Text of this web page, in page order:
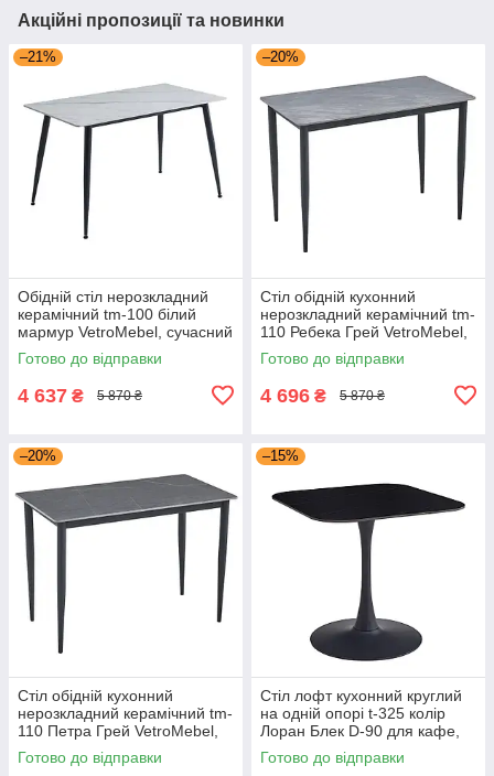
Акційні пропозиції та новинки
–21%
Обідній стіл нерозкладний
керамічний tm-100 білий
мармур VetroMebel, сучасний
кухонний стіл на ніжках
Готово до відправки
4 637 ₴ 5 870 ₴
–20%
Стіл обідній кухонний
нерозкладний керамічний tm-
110 Ребека Грей VetroMebel,
сучасний стіл на ніжках
Готово до відправки
4 696 ₴ 5 870 ₴
–20%
Стіл обідній кухонний
нерозкладний керамічний tm-
110 Петра Грей VetroMebel,
сучасний стіл на ніжках
Готово до відправки
–15%
Стіл лофт кухонний круглий
на одній опорі t-325 колір
Лоран Блек D-90 для кафе,
ресторанів, дому Vetro Mebel
Готово до відправки